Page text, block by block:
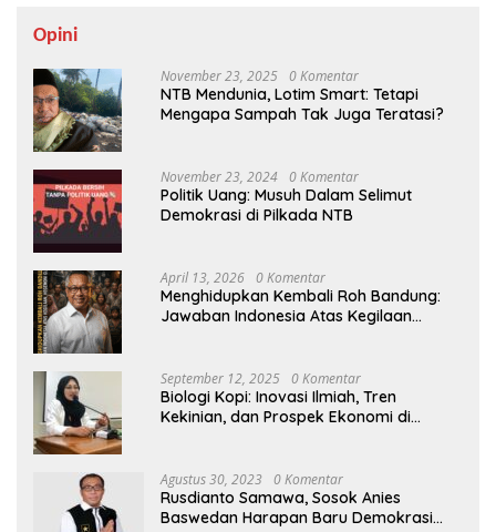
Opini
November 23, 2025 0 Komentar
NTB Mendunia, Lotim Smart: Tetapi
Mengapa Sampah Tak Juga Teratasi?
November 23, 2024 0 Komentar
Politik Uang: Musuh Dalam Selimut
Demokrasi di Pilkada NTB
April 13, 2026 0 Komentar
Menghidupkan Kembali Roh Bandung:
Jawaban Indonesia Atas Kegilaan
September 12, 2025 0 Komentar
Biologi Kopi: Inovasi Ilmiah, Tren
Kekinian, dan Prospek Ekonomi di
Agustus 30, 2023 0 Komentar
Rusdianto Samawa, Sosok Anies
Baswedan Harapan Baru Demokrasi